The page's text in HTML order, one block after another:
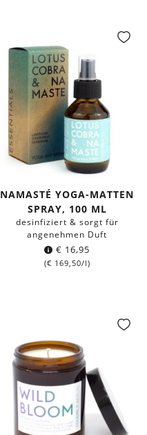
NAMASTÉ YOGA-MATTEN
SPRAY, 100 ML
desinfiziert & sorgt für
angenehmen Duft
€ 16,95
(€ 169,50/l)